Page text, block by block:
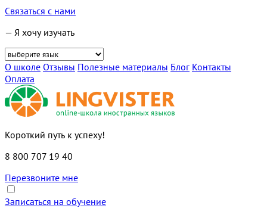
Связаться с нами
— Я хочу изучать
О школе Отзывы Полезные материалы Блог Контакты
Оплата
Короткий путь к успеху!
8 800 707 19 40
Перезвоните мне
Записаться на обучение